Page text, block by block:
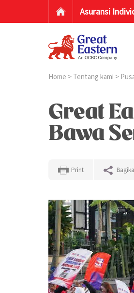
Asuransi
Home > Tentang kami >
Great
Bawa
Print